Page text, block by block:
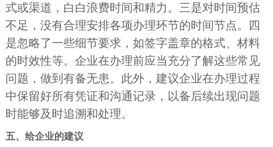
式或渠道，白白浪费时间和精力。三是对时间预估
不足，没有合理安排各项办理环节的时间节点。四
是忽略了一些细节要求，如签字盖章的格式、材料
的时效性等。企业在办理前应当充分了解这些常见
问题，做到有备无患。此外，建议企业在办理过程
中保留好所有凭证和沟通记录，以备后续出现问题
时能够及时追溯和处理。
五、给企业的建议